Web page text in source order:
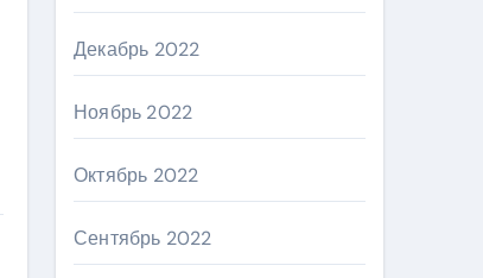
Декабрь 2022
Ноябрь 2022
Октябрь 2022
Сентябрь 2022